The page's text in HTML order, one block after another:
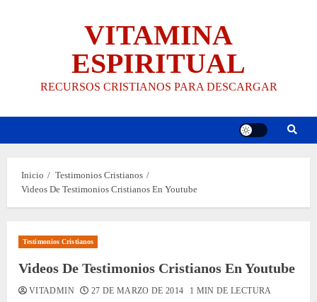
VITAMINA
ESPIRITUAL
RECURSOS CRISTIANOS PARA DESCARGAR
Inicio
Testimonios Cristianos
Videos De Testimonios Cristianos En Youtube
Testimonios Cristianos
Videos De Testimonios Cristianos En Youtube
VITADMIN 27 DE MARZO DE 2014 1 MIN DE LECTURA